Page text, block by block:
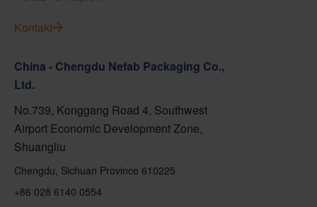
Kontakt
China - Chengdu Nefab Packaging Co.,
Ltd.
No.739, Konggang Road 4, Southwest
Airport Economic Development Zone,
Shuangliu
Chengdu, Sichuan Province 610225
+86 028 6140 0554